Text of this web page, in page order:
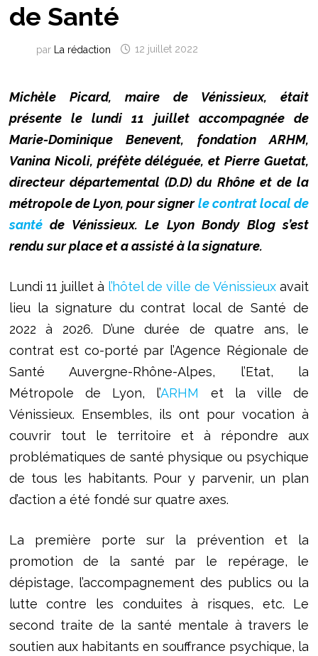
de Santé
par La rédaction 12 juillet 2022
Michèle Picard, maire de Vénissieux, était
présente le lundi 11 juillet accompagnée de
Marie-Dominique Benevent, fondation ARHM,
Vanina Nicoli, préfète déléguée, et Pierre Guetat,
directeur départemental (D.D) du Rhône et de la
métropole de Lyon, pour signerle contrat local de
santé de Vénissieux. Le Lyon Bondy Blog s’est
rendu sur place et a assisté à la signature.
Lundi 11 juillet à l’hôtel de ville de Vénissieux avait
lieu la signature du contrat local de Santé de
2022 à 2026. D’une durée de quatre ans, le
contrat est co-porté par l’Agence Régionale de
Santé Auvergne-Rhône-Alpes, l’Etat, la
Métropole de Lyon, l’ARHM
et la ville de
Vénissieux. Ensembles, ils ont pour vocation à
couvrir tout le territoire et à répondre aux
problématiques de santé physique ou psychique
de tous les habitants. Pour y parvenir, un plan
d’action a été fondé sur quatre axes.
La première porte sur la prévention et la
promotion de la santé par le repérage, le
dépistage, l’accompagnement des publics ou la
lutte contre les conduites à risques, etc. Le
second traite de la santé mentale à travers le
soutien aux habitants en souffrance psychique, la